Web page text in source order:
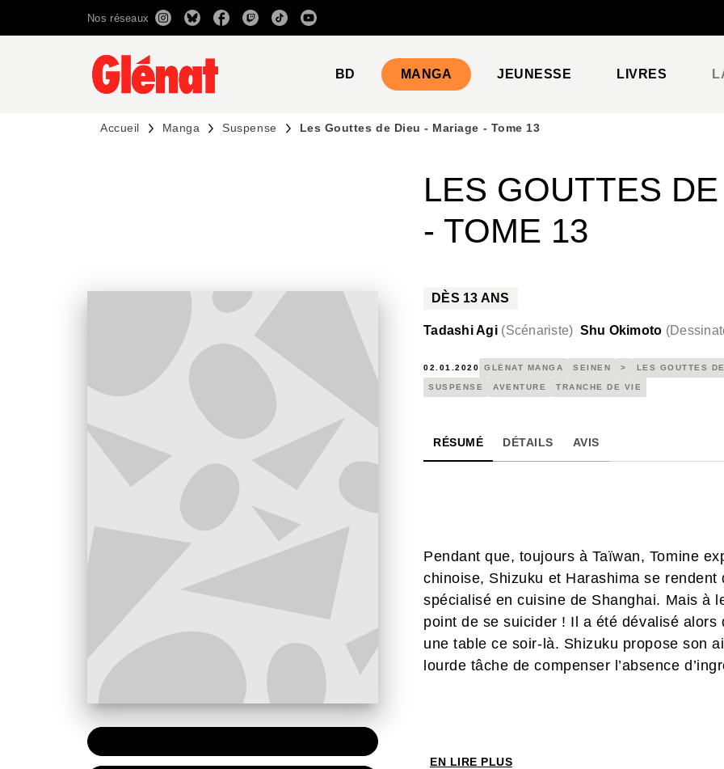
RECHERCHE CONTENU
Nos réseaux
BD MANGA JEUNESSE LIVRES
Accueil Manga Suspense Les Gouttes de Dieu - Mariage - Tome 13
LES GOUTTES
- TOME 13
DÈS 13 ANS
Tadashi Agi (Scénariste) Shu Okimoto (
02.01.2020 GLÉNAT MANGA SEINEN > LES GOUTTES
SUSPENSE AVENTURE TRANCHE DE VIE
RÉSUMÉ DÉTAILS AVIS
Pendant que, toujours à Taïwan, Tomine
chinoise, Shizuku et Harashima se
spécialisé en cuisine de Shanghai. Mais à
point de se suicider ! Il a été dévalisé alors
une table ce soir-là. Shizuku propose son
lourde tâche de compenser l’absence
EN LIRE PLUS